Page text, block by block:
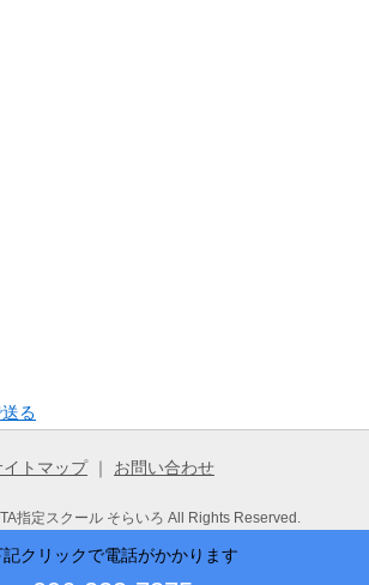
イトマップ｜ お問い合わせ
指定スクール そらいろ All Rights Reserved.
記クリックで電話がかかります